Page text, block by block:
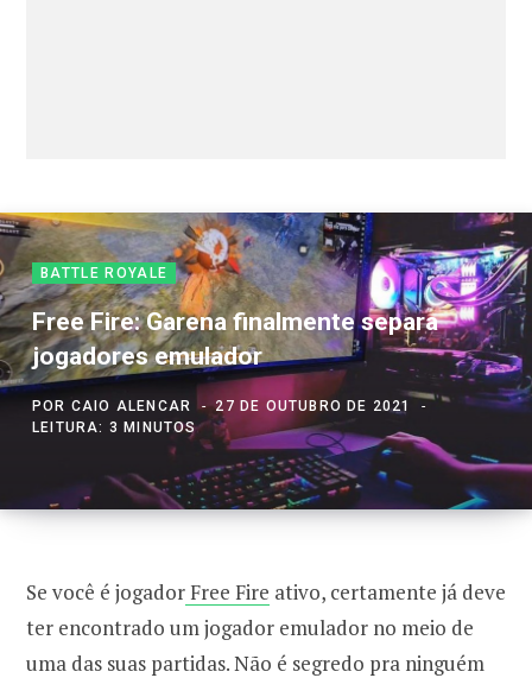
BATTLE ROYALE
Free Fire: Garena finalmente separa
jogadores emulador
POR CAIO ALENCAR
27 DE OUTUBRO DE 2021
LEITURA: 3 MINUTOS
Se você é jogador Free Fire ativo, certamente já deve
ter encontrado um jogador emulador no meio de
uma das suas partidas. Não é segredo pra ninguém